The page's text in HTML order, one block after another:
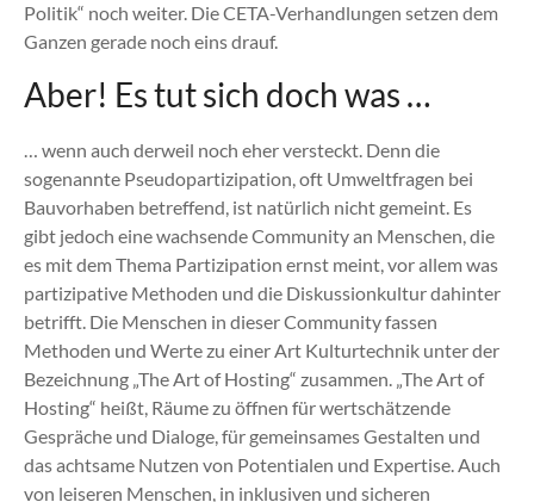
Politik“ noch weiter. Die CETA-Verhandlungen setzen dem
Ganzen gerade noch eins drauf.
Aber! Es tut sich doch was …
… wenn auch derweil noch eher versteckt. Denn die
sogenannte Pseudopartizipation, oft Umweltfragen bei
Bauvorhaben betreffend, ist natürlich nicht gemeint. Es
gibt jedoch eine wachsende Community an Menschen, die
es mit dem Thema Partizipation ernst meint, vor allem was
partizipative Methoden und die Diskussionkultur dahinter
betrifft. Die Menschen in dieser Community fassen
Methoden und Werte zu einer Art Kulturtechnik unter der
Bezeichnung „The Art of Hosting“ zusammen. „The Art of
Hosting“ heißt, Räume zu öffnen für wertschätzende
Gespräche und Dialoge, für gemeinsames Gestalten und
das achtsame Nutzen von Potentialen und Expertise. Auch
von leiseren Menschen, in inklusiven und sicheren